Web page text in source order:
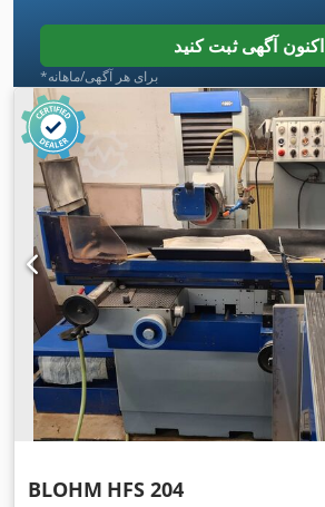
اکنون آگهی ثبت کنید
*برای هر آگهی/ماهانه
BLOHM HFS 204